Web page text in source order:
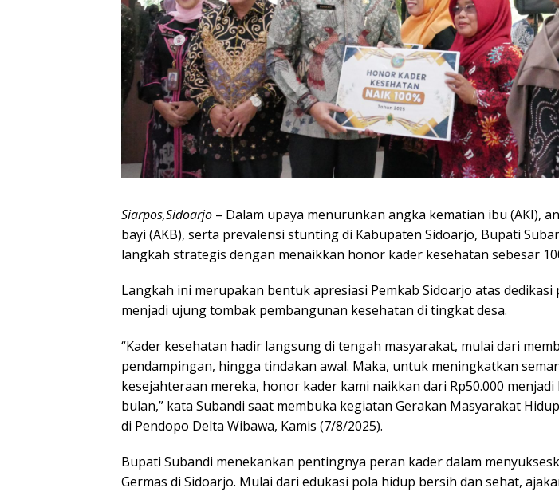
Siarpos,Sidoarjo – Dalam upaya menurunkan angka kematian ibu (AKI),
bayi (AKB), serta prevalensi stunting di Kabupaten Sidoarjo, Bupati
langkah strategis dengan menaikkan honor kader kesehatan sebesar
Langkah ini merupakan bentuk apresiasi Pemkab Sidoarjo atas dedikasi
menjadi ujung tombak pembangunan kesehatan di tingkat desa.
“Kader kesehatan hadir langsung di tengah masyarakat, mulai dari
pendampingan, hingga tindakan awal. Maka, untuk meningkatkan
kesejahteraan mereka, honor kader kami naikkan dari Rp50.000 menjadi
bulan,” kata Subandi saat membuka kegiatan Gerakan Masyarakat
di Pendopo Delta Wibawa, Kamis (7/8/2025).
Bupati Subandi menekankan pentingnya peran kader dalam
Germas di Sidoarjo. Mulai dari edukasi pola hidup bersih dan sehat,